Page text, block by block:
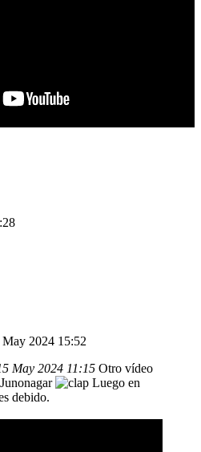
May 2024 15:52
May 2024 11:15 Otro vídeo
Luego en
debido.